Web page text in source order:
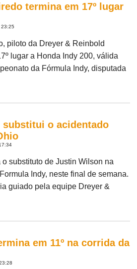
termina em 17º lugar
piloto da Dreyer & Reinbold
lugar a Honda Indy 200, válida
da Fórmula Indy, disputada
substitui o acidentado
substituto de Justin Wilson na
Indy, neste final de semana.
guiado pela equipe Dreyer &
em 11º na corrida da